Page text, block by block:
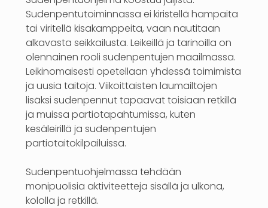
Sudenpentutoiminnassa ei kiristellä hampaita
tai viritellä kisakamppeita, vaan nautitaan
alkavasta seikkailusta. Leikeillä ja tarinoilla on
olennainen rooli sudenpentujen maailmassa.
Leikinomaisesti opetellaan yhdessä toimimista
ja uusia taitoja. Viikoittaisten laumailtojen
lisäksi sudenpennut tapaavat toisiaan retkillä
ja muissa partiotapahtumissa, kuten
kesäleirillä ja sudenpentujen
partiotaitokilpailuissa.
Sudenpentuohjelmassa tehdään
monipuolisia aktiviteetteja sisällä ja ulkona,
kololla ja retkillä.